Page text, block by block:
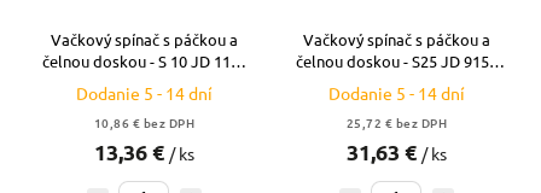
Vačkový spínač s páčkou a
čelnou doskou - S 10 JD 1103
Dodanie 5 - 14 dní
10,86 € bez DPH
13,36 € / ks
Vačkový spínač s páčkou a
čelnou doskou - S25 JD 9151
C6 - 25A - reverzačný (1/0/2)
Dodanie 5 - 14 dní
25,72 € bez DPH
31,63 € / ks